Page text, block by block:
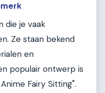
die je vaak
Ze staan bekend
en
populair ontwerp is
Fairy Sitting".